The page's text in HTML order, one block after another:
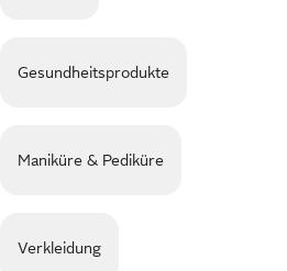
Gesundheitsprodukte
Maniküre & Pediküre
Verkleidung